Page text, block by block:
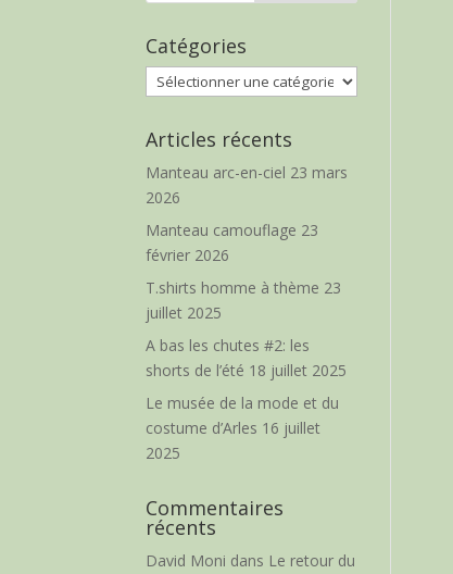
Catégories
Catégories
Articles récents
Manteau arc-en-ciel 23 mars
2026
Manteau camouflage 23
février 2026
T.shirts homme à thème 23
juillet 2025
A bas les chutes #2: les
shorts de l’été 18 juillet 2025
Le musée de la mode et du
costume d’Arles 16 juillet
2025
Commentaires
récents
David Moni dans Le retour du